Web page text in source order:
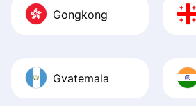
Gongkong
Gvatemala